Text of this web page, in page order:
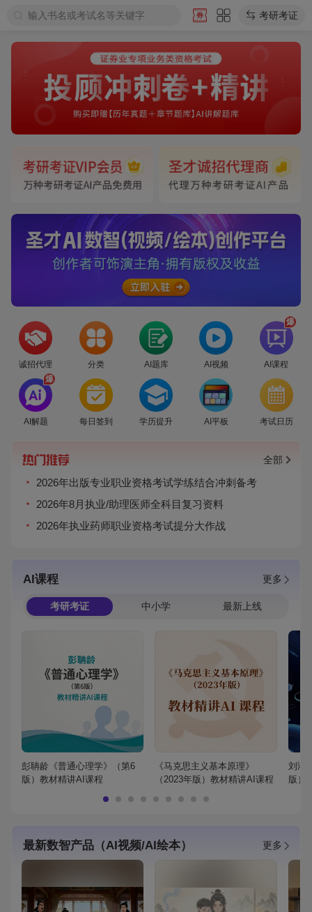
输入书名或考试名等关键字 考研考证
诚招代理 分类 AI题库 AI视频
爆
AI课程
爆
AI解题 每日签到 学历提升 AI平板 考试日历
全部
2026年出版专业职业资格考试学练结合冲刺备考
2026年8月执业/助理医师全科目复习资料
2026年执业药师职业资格考试提分大作战
AI课程 更多
考研考证 中小学 最新上线
彭聃龄《普通心理学》（第6
版）教材精讲AI课程
《马克思主义基本原理》
（2023年版）教材精讲AI课程
刘鸿
版）
最新数智产品（AI视频/AI绘本） 更多